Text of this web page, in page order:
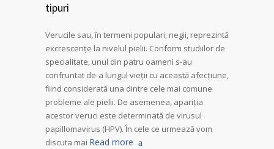
tipuri
Verucile sau, în termeni populari, negii, reprezintă
excrescențe la nivelul pielii. Conform studiilor de
specialitate, unul din patru oameni s-au
confruntat de-a lungul vieții cu această afecțiune,
fiind considerată una dintre cele mai comune
probleme ale pielii. De asemenea, apariția
acestor veruci este determinată de virusul
papillomavirus (HPV). În cele ce urmează vom
discuta mai Read more